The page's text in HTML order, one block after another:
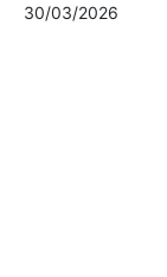
30/03/2026